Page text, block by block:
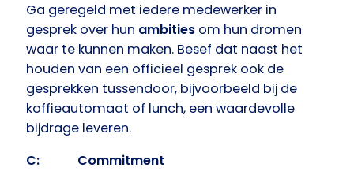
Ga geregeld met iedere medewerker in
gesprek over hun ambities om hun dromen
waar te kunnen maken. Besef dat naast het
houden van een officieel gesprek ook de
gesprekken tussendoor, bijvoorbeeld bij de
koffieautomaat of lunch, een waardevolle
bijdrage leveren.
C: Commitment